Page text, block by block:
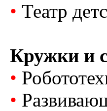
• Театр
Кружки и
•
•